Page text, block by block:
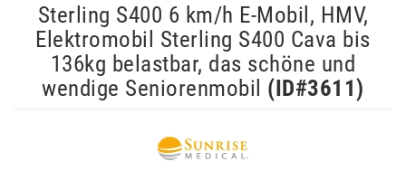
Sterling S400 6 km/h E-Mobil, HMV,
Elektromobil Sterling S400 Cava bis
136kg belastbar, das schöne und
wendige Seniorenmobil (ID#3611)